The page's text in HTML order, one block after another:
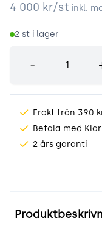
4 000 kr/st inkl.
2 st i lager
-
Frakt från 390
Betala med
2 års garanti